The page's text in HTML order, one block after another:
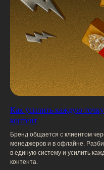
Как усилить каждую
контент
Бренд общается с клиентом
менеджеров и в офлайне.
в единую систему и усилить
контента.
Прежде чем предложить
для работы проводим анализ
маркетинговой воронки: ищем
и зоны роста.
Анализируем
любой инструмент на каждом
Мы не боимся сложных тем и
не ограничены списком
Создаем